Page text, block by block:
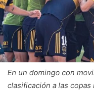
En un domingo con
clasificación a las